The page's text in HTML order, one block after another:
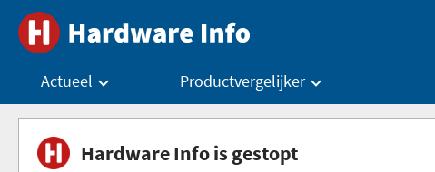
Actueel Productvergelijker
Hardware Info is gestopt